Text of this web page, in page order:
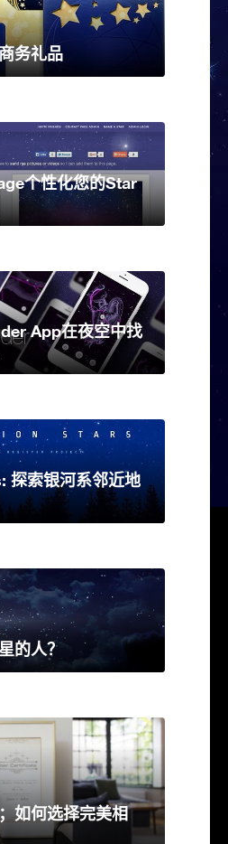
务礼品
个性化您的Star
App在夜空中找
索银河系邻近地
的人？
如何选择完美相